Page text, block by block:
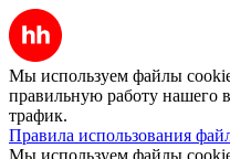
Мы используем файлы
правильную работу нашего
трафик.
Правила использования
Мы используем файлы